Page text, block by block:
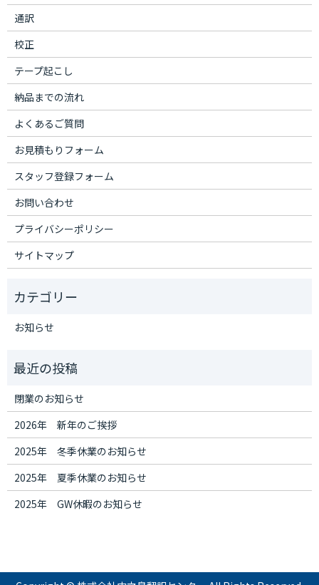
通訳
校正
テープ起こし
納品までの流れ
よくあるご質問
お見積もりフォーム
スタッフ登録フォーム
お問い合わせ
プライバシーポリシー
サイトマップ
お知らせ
閉業のお知らせ
2026年 新年のご挨拶
2025年 冬季休業のお知らせ
2025年 夏季休業のお知らせ
2025年 GW休暇のお知らせ